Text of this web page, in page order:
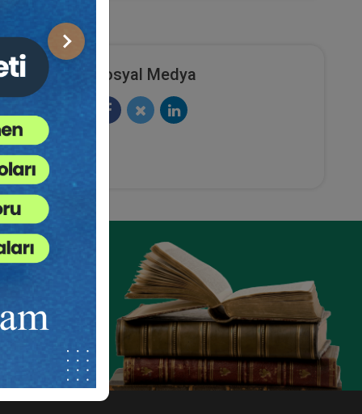
Sonraki
Sosyal Medya